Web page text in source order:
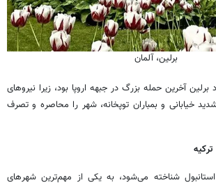
برلین، آلمان
و مه ۱۹۴۵، نبرد برلین آخرین حمله بزرگ در جبهه اروپا بود، زیرا نیروهای
خیابانی و بمباران توپخانه، شهر را محاصره و تصرف
شناخته می‌شود، به یکی از مهم‌ترین شهرهای